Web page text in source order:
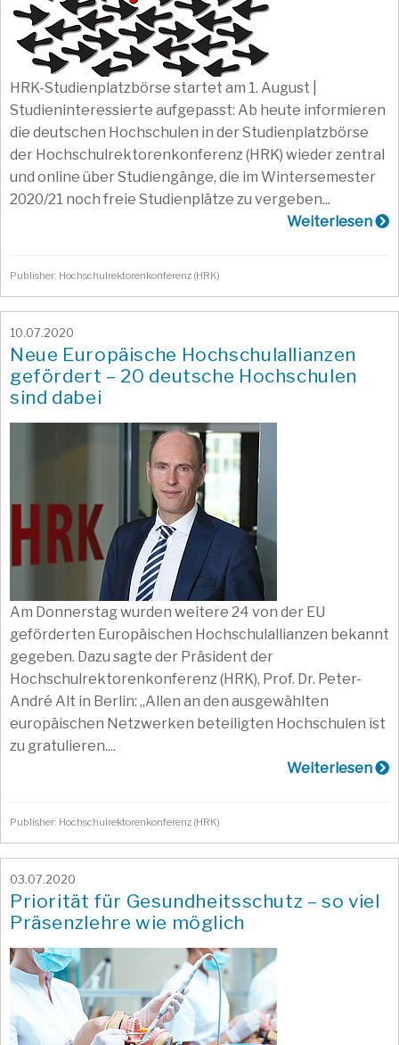
HRK-Studienplatzbörse startet am 1. August |
Studieninteressierte aufgepasst: Ab heute informieren
die deutschen Hochschulen in der Studienplatzbörse
der Hochschulrektorenkonferenz (HRK) wieder zentral
und online über Studiengänge, die im Wintersemester
2020/21 noch freie Studienplätze zu vergeben...
Weiterlesen
Publisher: Hochschulrektorenkonferenz (HRK)
10.07.2020
Neue Europäische Hochschulallianzen
gefördert – 20 deutsche Hochschulen
sind dabei
Am Donnerstag wurden weitere 24 von der EU
geförderten Europäischen Hochschulallianzen bekannt
gegeben. Dazu sagte der Präsident der
Hochschulrektorenkonferenz (HRK), Prof. Dr. Peter-
André Alt in Berlin: „Allen an den ausgewählten
europäischen Netzwerken beteiligten Hochschulen ist
zu gratulieren....
Weiterlesen
Publisher: Hochschulrektorenkonferenz (HRK)
03.07.2020
Priorität für Gesundheitsschutz – so viel
Präsenzlehre wie möglich